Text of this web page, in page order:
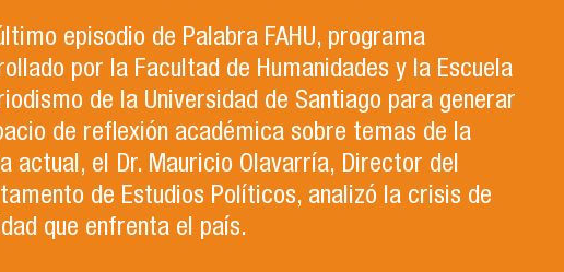
episodio de Palabra FAHU, programa
por la Facultad de Humanidades y la Escuela
de la Universidad de Santiago para generar
de reflexión académica sobre temas de la
actual, el Dr. Mauricio Olavarría, Director del
de Estudios Políticos, analizó la crisis de
que enfrenta el país.